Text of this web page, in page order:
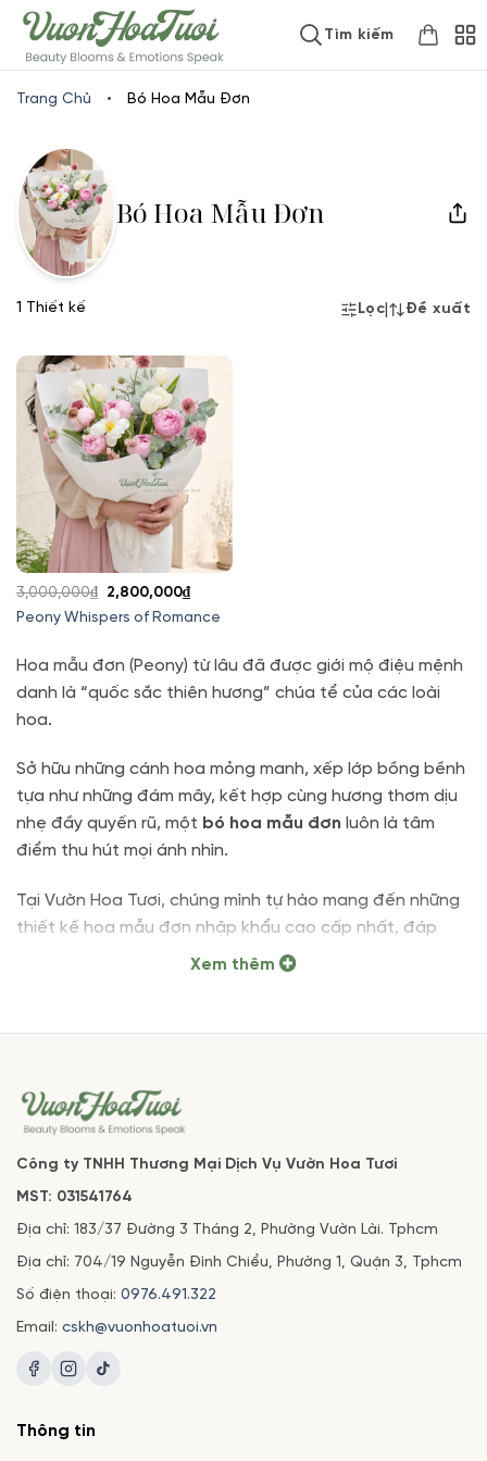
www.vuonhoatuoi.vnSkip
to
content
Tìm kiếm
Trang Chủ • Bó Hoa Mẫu Đơn
Bó Hoa Mẫu Đơn
1 Thiết kế Lọc Đề xuất
Peony Whispers of Romance
3,000,000₫
Giá
gốc
3,000,000₫.
2,800,000₫Giá
hiện
là:
Hoa mẫu đơn (Peony) từ lâu đã được giới mộ điệu mệnh
danh là “quốc sắc thiên hương” chúa tể của các loài
hoa.
Sở hữu những cánh hoa mỏng manh, xếp lớp bồng bềnh
tựa như những đám mây, kết hợp cùng hương thơm dịu
nhẹ đầy quyến rũ, một bó hoa mẫu đơn luôn là tâm
điểm thu hút mọi ánh nhìn.
Tại Vườn Hoa Tươi, chúng mình tự hào mang đến những
thiết kế hoa mẫu đơn nhập khẩu cao cấp nhất, đáp
ứng trọn vẹn nhu cầu tìm kiếm một món quà tặng đẳng
Xem thêm
Công ty TNHH Thương Mại Dịch Vụ Vườn Hoa Tươi
MST: 031541764
Địa chỉ: 183/37 Đường 3 Tháng 2, Phường Vườn Lài. Tphcm
Địa chỉ: 704/19 Nguyễn Đình Chiểu, Phường 1, Quận 3, Tphcm
Số điện thoại: 0976.491.322
Email: cskh@vuonhoatuoi.vn
Thông tin